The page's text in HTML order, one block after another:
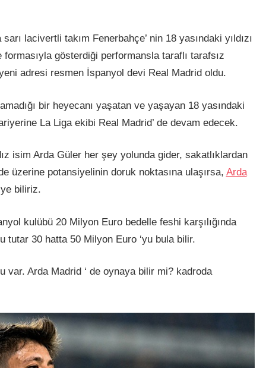
lacivertli takım Fenerbahçe’ nin 18 yasındaki yıldızı
gösterdiği performansla taraflı tarafsız
adresi resmen İspanyol devi Real Madrid oldu.
bir heyecanı yaşatan ve yaşayan 18 yasındaki
La Liga ekibi Real Madrid’ de devam edecek.
isim Arda Güler her şey yolunda gider, sakatlıklardan
üzerine potansiyelinin doruk noktasına ulaşırsa, Arda
biliriz.
kulübü 20 Milyon Euro bedelle feshi karşılığında
tutar 30 hatta 50 Milyon Euro ‘yu bula bilir.
var. Arda Madrid ‘ de oynaya bilir mi? kadroda